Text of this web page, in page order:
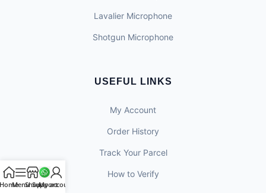
Lavalier Microphone
Shotgun Microphone
USEFUL LINKS
My Account
Order History
Track Your Parcel
How to Verify
HomeMenuShopSupport
My account